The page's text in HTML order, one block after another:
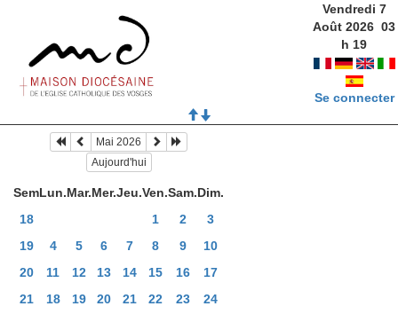
Vendredi 7
Août 2026 03
h 19
Se connecter
Mai 2026
Aujourd'hui
SemLun.Mar.Mer.Jeu.Ven.Sam.Dim.
18
1 2
3
19
4 5 6 7 8 9
10
20
11 12 13 14 15 16
17
21
18 19 20 21 22 23
24